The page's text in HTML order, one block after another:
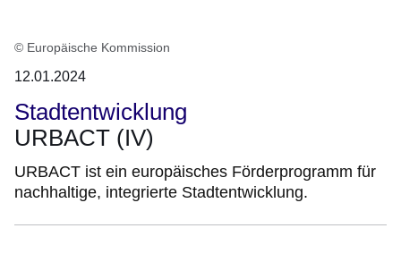
© Europäische Kommission
12.01.2024
Stadtentwicklung
URBACT (IV)
URBACT ist ein europäisches Förderprogramm für
nachhaltige, integrierte Stadtentwicklung.